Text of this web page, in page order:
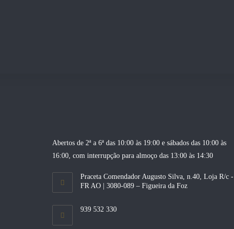
Abertos de 2ª a 6ª das 10:00 às 19:00 e sábados das 10:00 às
16:00, com interrupção para almoço das 13:00 às 14:30
Praceta Comendador Augusto Silva, n.40, Loja R/c -
FR AO | 3080-089 – Figueira da Foz
939 532 330